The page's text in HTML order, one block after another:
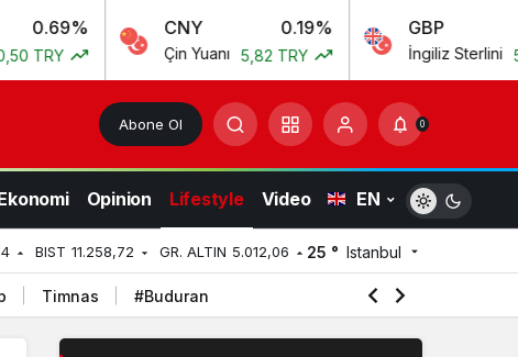
CNY
Çin Yuanı 5,82 TRY
GBP
İngiliz Sterlini 55,54
Abone Ol 0
Opinion Lifestyle Video EN
BIST 11.258,72 GR. ALTIN 5.012,06 25 ° Istanbul
Timnas #Buduran